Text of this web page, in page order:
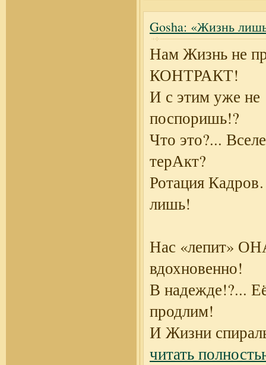
Gosha: «Жизнь
Нам Жизнь не
КОНТРАКТ!
И с этим уже не
поспоришь!?
Что это?...
терАкт?
Ротация
лишь!
Нас «лепит»
вдохновенно!
В надежде!?...
продлим!
И Жизни
читать